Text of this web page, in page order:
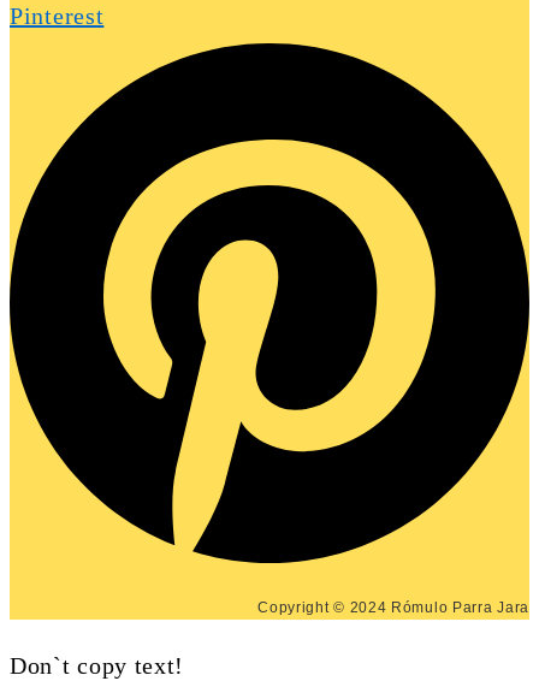
Pinterest
Copyright © 2024 Rómulo Parra Jara
Don`t copy text!